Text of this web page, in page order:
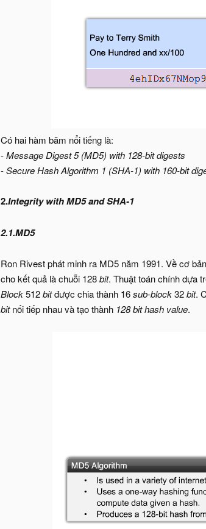
Có hai hàm băm nổi tiếng là:
-Message Digest 5 (MD5) with 128-bit digests
-Secure Hash Algorithm 1 (SHA-1) with 160-bit
2.Integrity with MD5 and SHA-1
2.1.MD5
Ron Rivest phát minh ra MD5 năm 1991. Về cơ
cho kết quả là chuỗi 128bit. Thuật toán chính dựa
Block512bitđược chia thành 16sub-block32bit.
bitnối tiếp nhau và tạo thành 128 bit hash value.